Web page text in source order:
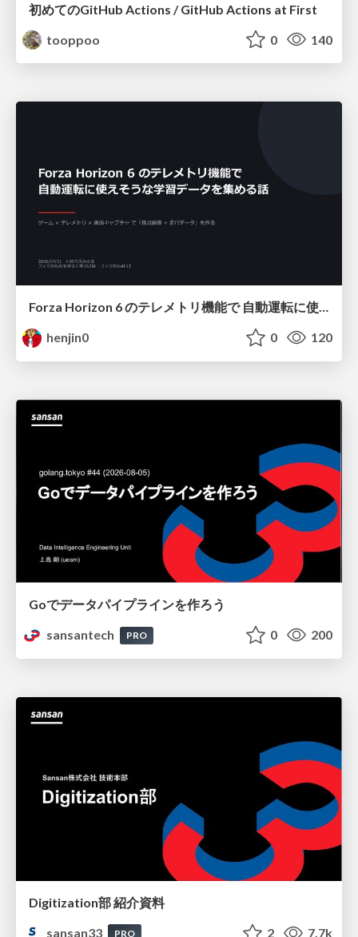
初めてのGitHub Actions / GitHub Actions at First
tooppoo
0 140
Forza Horizon 6 のテレメトリ機能で 自動運転に使えそうな学習データを集める話
henjin0
0 120
Goでデータパイプラインを作ろう
sansantech
PRO 0 200
Digitization部 紹介資料
sansan33
PRO 2 7.7k